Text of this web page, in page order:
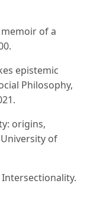
memoir of a
epistemic
Philosophy,
origins,
of
Intersectionality.